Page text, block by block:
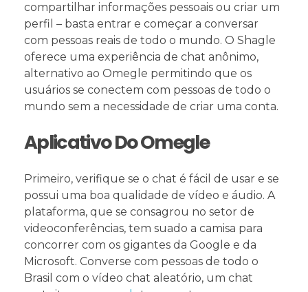
compartilhar informações pessoais ou criar um
perfil – basta entrar e começar a conversar
com pessoas reais de todo o mundo. O Shagle
oferece uma experiência de chat anônimo,
alternativo ao Omegle permitindo que os
usuários se conectem com pessoas de todo o
mundo sem a necessidade de criar uma conta.
Aplicativo Do Omegle
Primeiro, verifique se o chat é fácil de usar e se
possui uma boa qualidade de vídeo e áudio. A
plataforma, que se consagrou no setor de
videoconferências, tem suado a camisa para
concorrer com os gigantes da Google e da
Microsoft. Converse com pessoas de todo o
Brasil com o vídeo chat aleatório, um chat